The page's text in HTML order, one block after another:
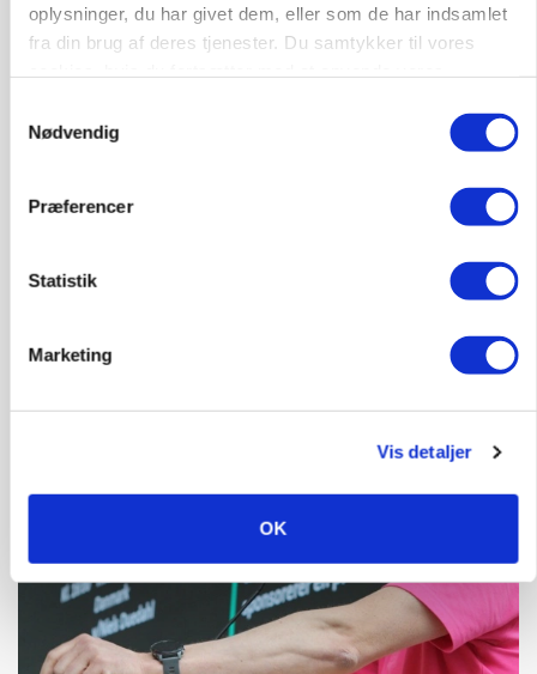
oplysninger, du har givet dem, eller som de har indsamlet
fra din brug af deres tjenester. Du samtykker til vores
Nødvendig
Præferencer
Statistik
Marketing
Vis detaljer
OK
PLANTER